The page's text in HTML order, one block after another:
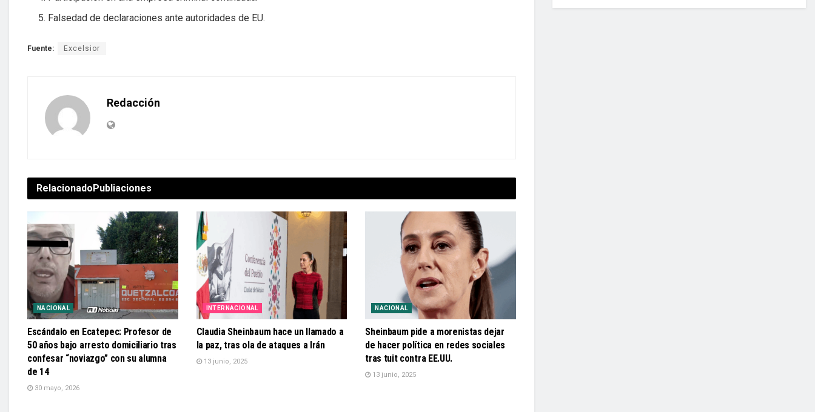
Falsedad de declaraciones ante autoridades de EU.
Fuente: Excelsior
Redacción
RelacionadoPubliaciones
NACIONAL
Escándalo en Ecatepec: Profesor de
50 años bajo arresto domiciliario tras
confesar “noviazgo” con su alumna
de 14
30 mayo, 2026
INTERNACIONAL
Claudia Sheinbaum hace un llamado a
la paz, tras ola de ataques a Irán
13 junio, 2025
NACIONAL
Sheinbaum pide a morenistas dejar
de hacer política en redes sociales
tras tuit contra EE.UU.
13 junio, 2025